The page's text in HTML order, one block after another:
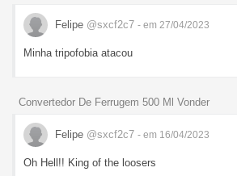
Felipe @sxcf2c7 - em 27/04/2023
Minha tripofobia atacou
Convertedor De Ferrugem 500 Ml Vonder
Felipe @sxcf2c7 - em 16/04/2023
Oh Hell!! King of the loosers